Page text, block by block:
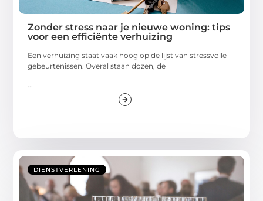
Zonder stress naar je nieuwe woning: tips
voor een efficiënte verhuizing
Een verhuizing staat vaak hoog op de lijst van stressvolle
gebeurtenissen. Overal staan dozen, de
DIENSTVERLENING